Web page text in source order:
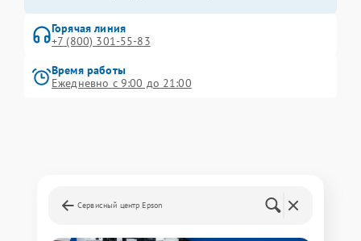
Горячая линия
+7 (800) 301-55-83
Время работы
Ежедневно с 9:00 до 21:00
Сервисный центр Epson